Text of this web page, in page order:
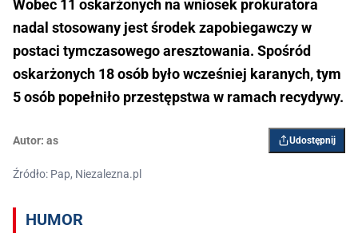
Wobec 11 oskarżonych na wniosek prokuratora
nadal stosowany jest środek zapobiegawczy w
postaci tymczasowego aresztowania. Spośród
oskarżonych 18 osób było wcześniej karanych, tym
5 osób popełniło przestępstwa w ramach recydywy.
Autor: as Udostępnij
Źródło: Pap, Niezalezna.pl
HUMOR